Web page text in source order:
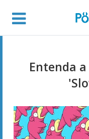
Entenda